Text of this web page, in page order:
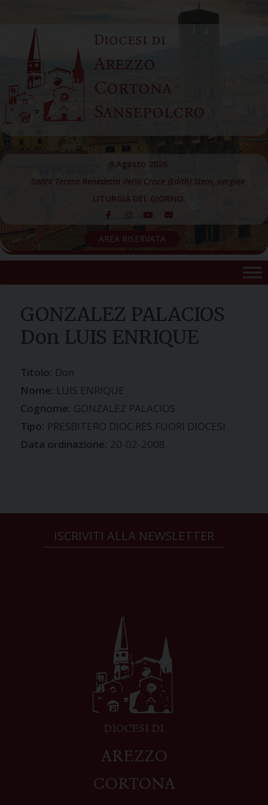
content
Diocesi di
Arezzo
Cortona
Sansepolcro
9 Agosto 2026
Santa Teresa Benedetta della Croce (Edith) Stein, vergine
LITURGIA DEL GIORNO
AREA RISERVATA
GONZALEZ PALACIOS
Don LUIS ENRIQUE
Titolo: Don
Nome: LUIS ENRIQUE
Cognome: GONZALEZ PALACIOS
Tipo: PRESBITERO DIOC.RES.FUORI DIOCESI
Data ordinazione: 20-02-2008
ISCRIVITI ALLA NEWSLETTER
DIOCESI DI
AREZZO
CORTONA